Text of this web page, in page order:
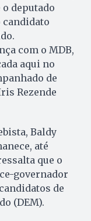
deputado
candidato
com o MDB,
aqui no
de
Rezende
Baldy
até
que o
governador
de
(DEM).